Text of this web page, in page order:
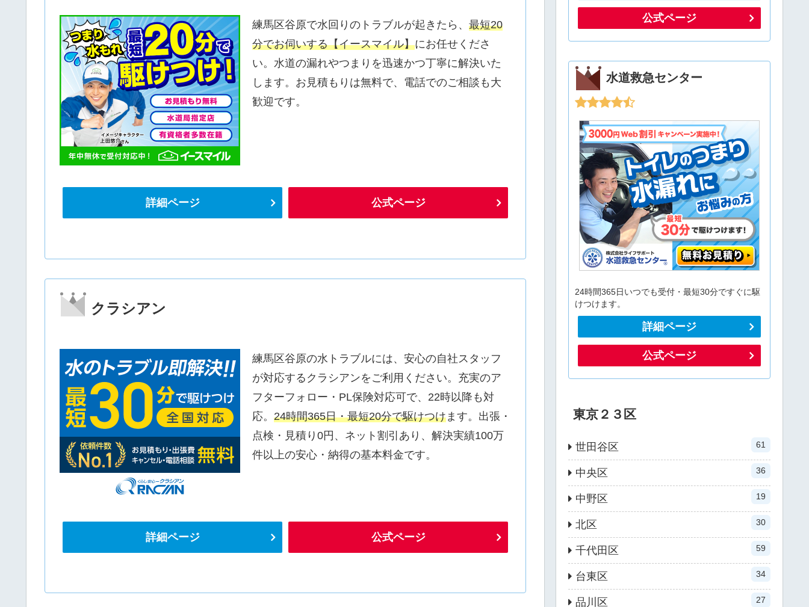
練馬区谷原で水回りのトラブルが起きたら、 最短20
分でお伺いする【イースマイル】にお任せくださ
い。水道の漏れやつまりを迅速かつ丁寧に解決いた
します。お見積もりは無料で、電話でのご相談も大
歓迎です。
詳細ページ 公式ページ
クラシアン
練馬区谷原の水トラブルには、安心の自社スタッフ
が対応するクラシアンをご利用ください。充実のア
フターフォロー・PL保険対応可で、22時以降も対
応。 24時間365日・最短20分で駆けつけます。出張・
点検・見積り0円、ネット割引あり、解決実績100万
件以上の安心・納得の基本料金です。
詳細ページ 公式ページ
公式ページ
水道救急センター
24時間365日いつでも受付・最短30分ですぐに駆
けつけます。
詳細ページ
公式ページ
東京２３区
世田谷区 61
中央区 36
中野区 19
北区 30
千代田区 59
台東区 34
品川区 27